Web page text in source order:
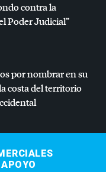
contra la
Poder Judicial”
por nombrar en su
costa del territorio